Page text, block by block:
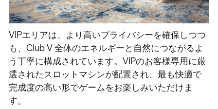
VIPエリアは、より高いプライバシーを確保しつつ
も、Club V 全体のエネルギーと自然につながるよ
う丁寧に構成されています。VIPのお客様専用に厳
選されたスロットマシンが配置され、最も快適で
完成度の高い形でゲームをお楽しみいただけま
す。